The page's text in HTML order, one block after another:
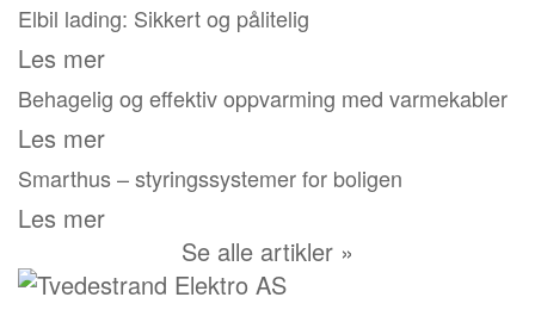
Elbil lading: Sikkert og pålitelig
Les mer
Behagelig og effektiv oppvarming med varmekabler
Les mer
Smarthus – styringssystemer for boligen
Les mer
Se alle artikler »